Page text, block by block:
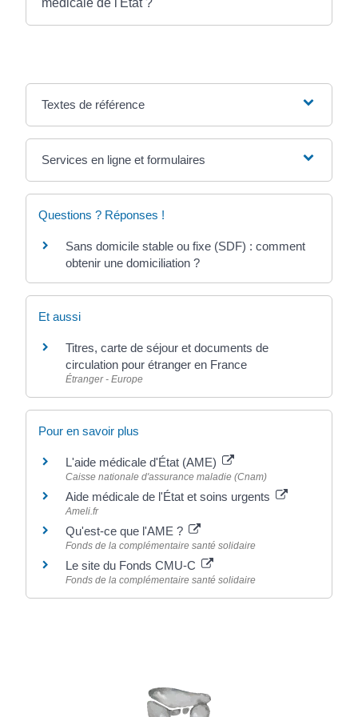
Textes de référence
Services en ligne et formulaires
Questions ? Réponses !
Sans domicile stable ou fixe (SDF) : comment
obtenir une domiciliation ?
Et aussi
Titres, carte de séjour et documents de
circulation pour étranger en France
Étranger - Europe
Pour en savoir plus
L'aide médicale d'État (AME)
Caisse nationale d'assurance maladie (Cnam)
Aide médicale de l'État et soins urgents
Ameli.fr
Qu'est-ce que l'AME ?
Fonds de la complémentaire santé solidaire
Le site du Fonds CMU-C
Fonds de la complémentaire santé solidaire